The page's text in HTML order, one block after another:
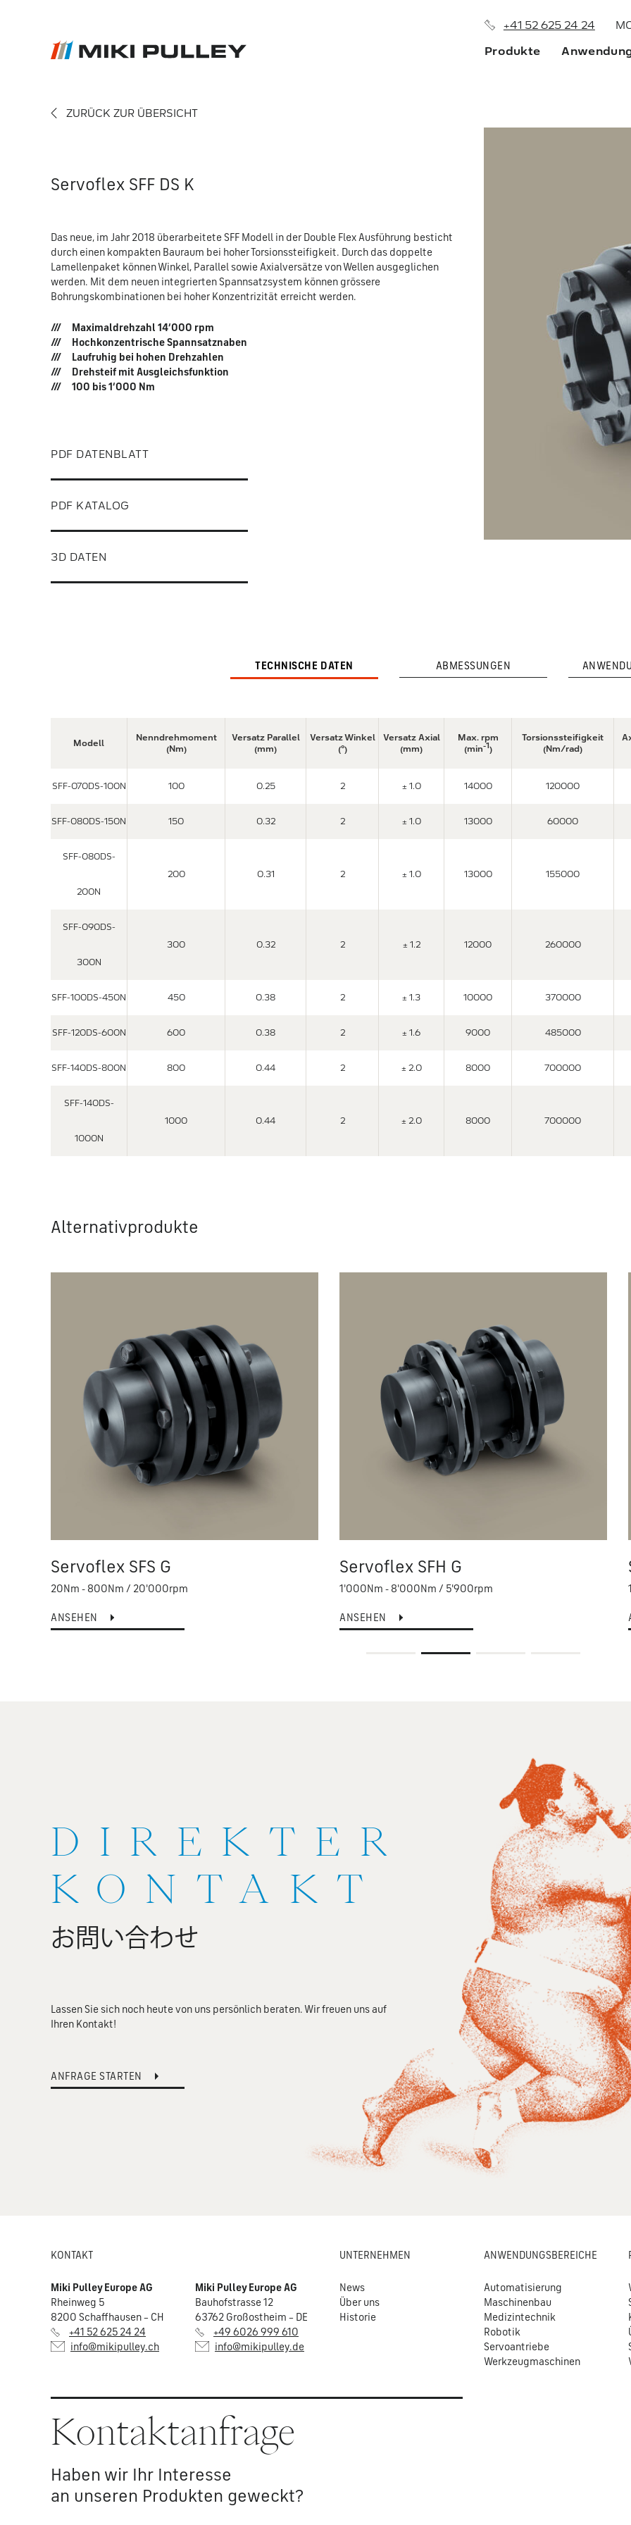
+41 52 625 24 24
Produkte
ZURÜCK ZUR ÜBERSICHT
Servoflex SFF DS K
Das neue, im Jahr 2018 überarbeitete SFF Modell in der Double Flex Ausführung besticht
durch einen kompakten Bauraum bei hoher Torsionssteifigkeit. Durch das doppelte
Lamellenpaket können Winkel, Parallel sowie Axialversätze von Wellen ausgeglichen
werden. Mit dem neuen integrierten Spannsatzsystem können grössere
Bohrungskombinationen bei hoher Konzentrizität erreicht werden.
Maximaldrehzahl 14‘000 rpm
Hochkonzentrische Spannsatznaben
Laufruhig bei hohen Drehzahlen
Drehsteif mit Ausgleichsfunktion
100 bis 1‘000 Nm
PDF DATENBLATT
PDF KATALOG
3D DATEN
TECHNISCHE DATEN ABMESSUNGEN
Modell
Nenndrehmoment
(Nm)
Versatz Parallel
(mm)
Versatz Winkel
(°)
Versatz Axial
(mm)
Max. rpm
(min-1)
Torsionssteifigkeit
(Nm/rad)
SFF-070DS-100N 100 0.25 2 ± 1.0 14000 120000
SFF-080DS-150N 150 0.32 2 ± 1.0 13000 60000
SFF-080DS-
200N
200 0.31 2 ± 1.0 13000 155000
SFF-090DS-
300N
300 0.32 2 ± 1.2 12000 260000
SFF-100DS-450N 450 0.38 2 ± 1.3 10000 370000
SFF-120DS-600N 600 0.38 2 ± 1.6 9000 485000
SFF-140DS-800N 800 0.44 2 ± 2.0 8000 700000
SFF-140DS-
1000N
1000 0.44 2 ± 2.0 8000 700000
Alternativprodukte
Servoflex SFS G
20Nm - 800Nm / 20'000rpm
ANSEHEN
Servoflex SFH G
1'000Nm - 8'000Nm / 5'900rpm
ANSEHEN
DIREKTER
KONTAKT
お問い合わせ
Lassen Sie sich noch heute von uns persönlich beraten. Wir freuen uns auf
Ihren Kontakt!
ANFRAGE STARTEN
KONTAKT
Miki Pulley Europe AG
Rheinweg 5
8200 Schaffhausen – CH
+41 52 625 24 24
info@mikipulley.ch
Miki Pulley Europe AG
Bauhofstrasse 12
63762 Großostheim – DE
+49 6026 999 610
info@mikipulley.de
UNTERNEHMEN
News
Über uns
Historie
ANWENDUNGSBEREICHE
Automatisierung
Maschinenbau
Medizintechnik
Robotik
Servoantriebe
Werkzeugmaschinen
Kontaktanfrage
Haben wir Ihr Interesse
an unseren Produkten geweckt?